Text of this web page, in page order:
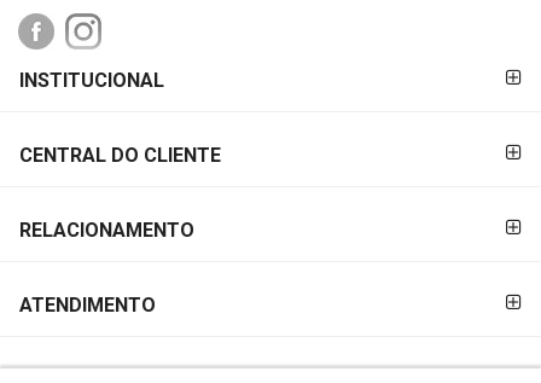
PAGAMENTO
INSTITUCIONAL
CENTRAL DO CLIENTE
RELACIONAMENTO
ATENDIMENTO